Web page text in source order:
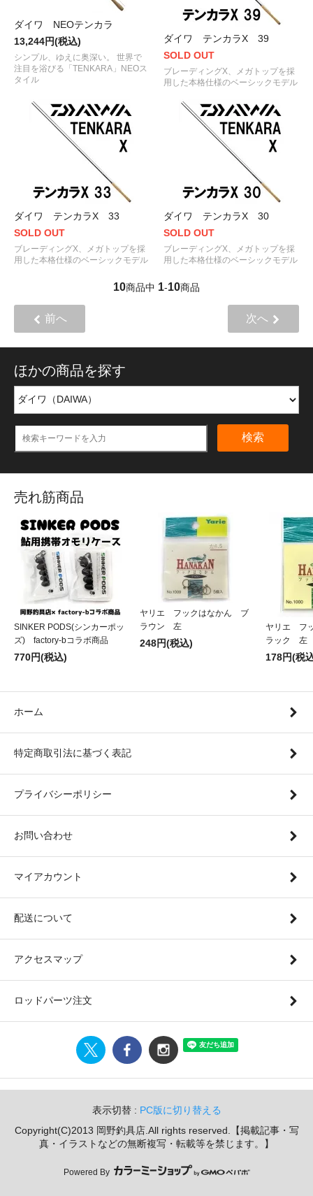
ダイワ NEOテンカラ
13,244円(税込)
シンプル、ゆえに奥深い。 世界で
注目を浴びる「TENKARA」NEOス
タイル
ダイワ テンカラX 39
SOLD OUT
ブレーディングX、メガトップを採
用した本格仕様のベーシックモデル
ダイワ テンカラX 33
SOLD OUT
ブレーディングX、メガトップを採
用した本格仕様のベーシックモデル
ダイワ テンカラX 30
SOLD OUT
ブレーディングX、メガトップを採
用した本格仕様のベーシックモデル
10商品中 1-10商品
前へ 次へ
ほかの商品を探す
検索
売れ筋商品
SINKER PODS(シンカーポッ
ズ) factory-bコラボ商品
770円(税込)
ヤリエ フックはなかん ブ
ラウン 左
248円(税込)
ヤリエ フ
ラック 左
178円(税
ホーム
特定商取引法に基づく表記
プライバシーポリシー
お問い合わせ
マイアカウント
配送について
アクセスマップ
ロッドパーツ注文
表示切替 : PC版に切り替える
Copyright(C)2013 岡野釣具店.All rights reserved.【掲載記事・写
真・イラストなどの無断複写・転載等を禁じます。】
Powered By